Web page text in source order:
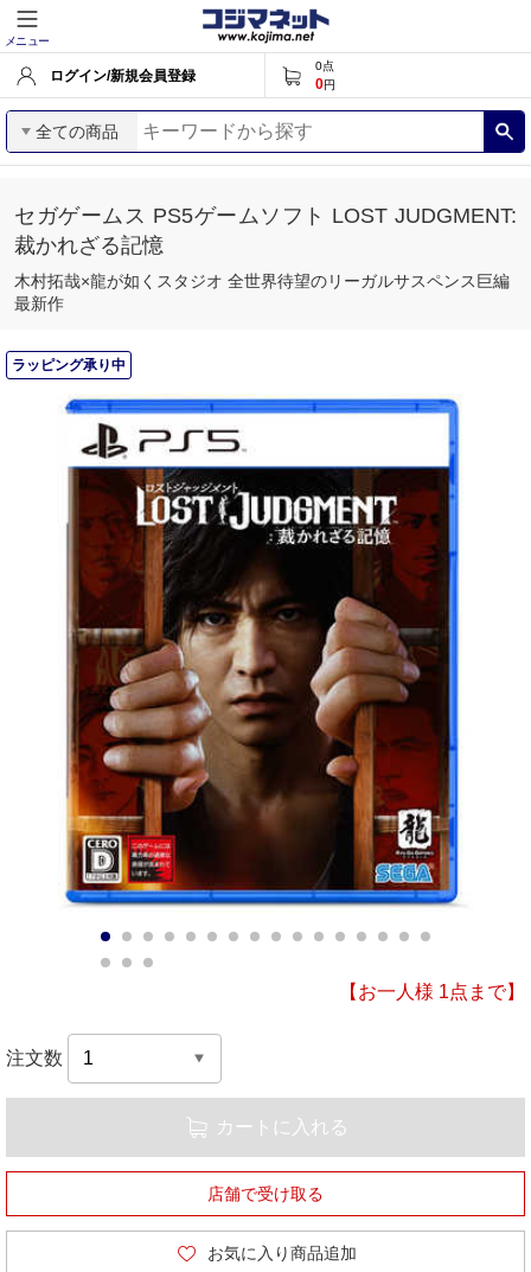
メニュー
ログイン/新規会員登録
0点
0円
全ての商品
セガゲームス PS5ゲームソフト LOST JUDGMENT:
裁かれざる記憶
木村拓哉×龍が如くスタジオ 全世界待望のリーガルサスペンス巨編
最新作
ラッピング承り中
10 11 12 13 14 15
17
18
【お一人様 1点まで】
注文数
カートに入れる
店舗で受け取る
お気に入り商品追加